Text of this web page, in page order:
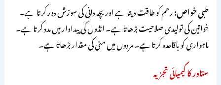
طبی خواص:رحم کو طاقت دیتا ہے اور بچہ دانی کی سوزش دور کرتا ہے۔
خواتین کی تولیدی صلاحیت بڑھاتا ہے۔ انڈوں کی پیداوار میں مدد کرتا ہے۔
ماہواری کو باقاعدہ کرتا ہے۔ مردوں میں منی کی مقدار بڑھاتا ہے۔
ستاور کا کیمیائی تجزیہ